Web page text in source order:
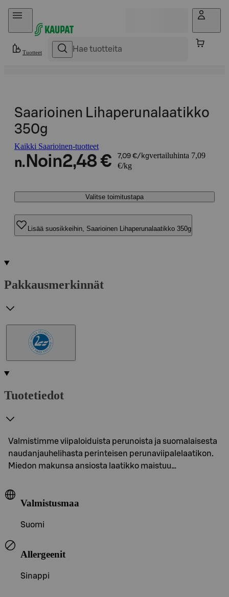
Hyppää sisältöön
Tuotteet
Saarioinen Lihaperunalaatikko
350g
Kaikki Saarioinen-tuotteet
n. Noin2,48 € 7,09 €/kgvertailuhinta 7,09
€/kg
Valitse toimitustapa
Lisää suosikkeihin, Saarioinen Lihaperunalaatikko 350g
Pakkausmerkinnät
Tuotetiedot
Valmistimme viipaloiduista perunoista ja suomalaisesta
naudanjauhelihasta perinteisen perunaviipalelaatikon.
Miedon makunsa ansiosta laatikko maistuu…
Valmistusmaa
Suomi
Allergeenit
Sinappi